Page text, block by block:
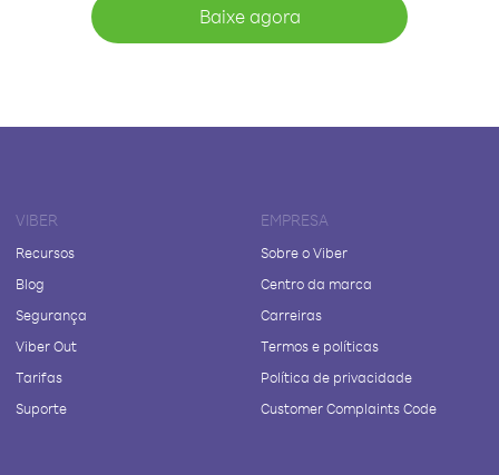
Baixe agora
VIBER
Recursos
Blog
Segurança
Viber Out
Tarifas
Suporte
EMPRESA
Sobre o Viber
Centro da marca
Carreiras
Termos e políticas
Política de privacidade
Customer Complaints Code